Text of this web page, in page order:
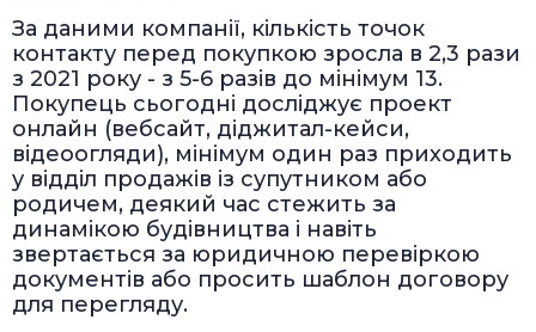
За даними компанії, кількість точок
контакту перед покупкою зросла в 2,3 рази
з 2021 року - з 5-6 разів до мінімум 13.
Покупець сьогодні досліджує проект
онлайн (вебсайт, діджитал-кейси,
відеоогляди), мінімум один раз приходить
у відділ продажів із супутником або
родичем, деякий час стежить за
динамікою будівництва і навіть
звертається за юридичною перевіркою
документів або просить шаблон договору
для перегляду.